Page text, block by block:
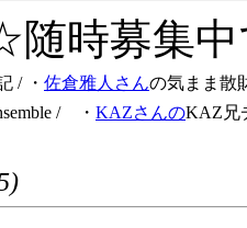
随時募集
/ ・ 佐倉雅人さんの気まま散
/ ・ KAZさんのKAZ兄